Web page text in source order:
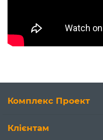
Комплекс Проект
Клієнтам